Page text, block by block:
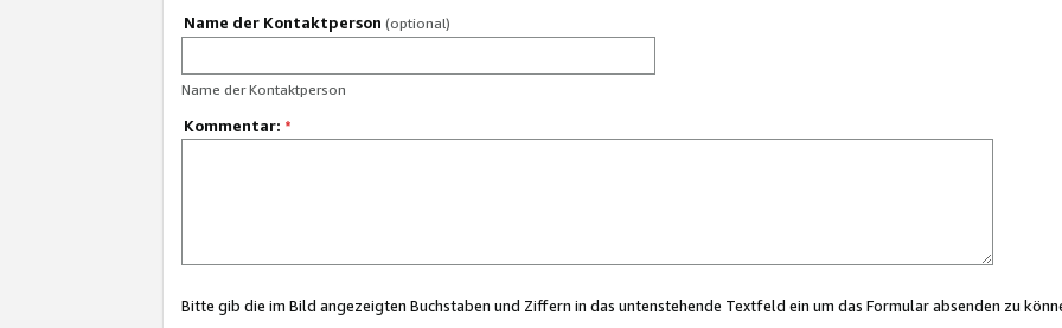
Name der Kontaktperson (optional)
Name der Kontaktperson
Kommentar: *
Bitte gib die im Bild angezeigten Buchstaben und Ziffern in das untenstehende Textfeld ein um das Formular absenden zu